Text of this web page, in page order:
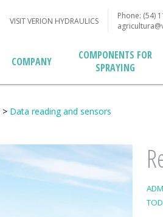
VISIT VERION HYDRAULICS
Phone: (54)
COMPANY
COMPONENTS FOR
SPRAYING
> Data reading and sensors